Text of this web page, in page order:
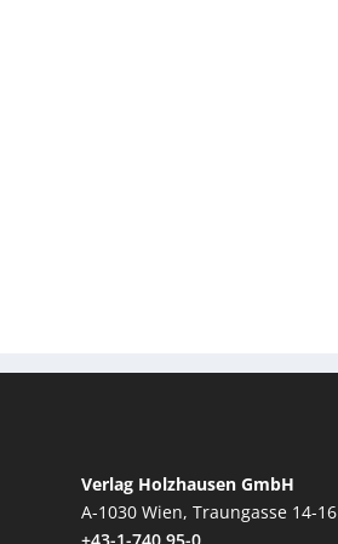
Verlag Holzhausen GmbH
A-1030 Wien, Traungasse 14-16